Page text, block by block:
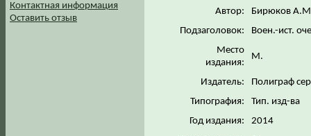
Контактная информация
Оставить отзыв
Автор:
Бирюков
Подзаголовок:
Воен.-ист.
Место
издания:
М.
Издатель:
Полиграф
Типография:
Тип. изд-ва
Год издания:
2014